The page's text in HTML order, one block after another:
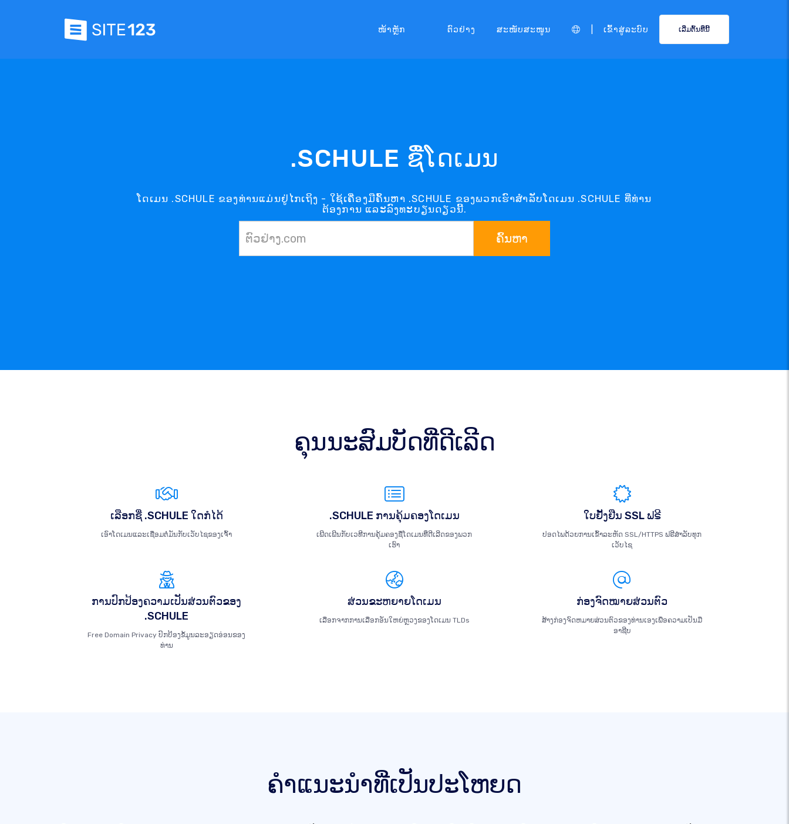
ໜ້າຫຼັກ ຕົວຢ່າງ ສະໜັບສະໜູນ ເຂົ້າສູ່ລະບົບ ເລີ່ມຕົ້ນທີ່ນີ້
.SCHULE ຊື່ໂດເມນ
ໂດເມນ .SCHULE ຂອງທ່ານແມ່ນຢູ່ໄກເຖິງ - ໃຊ້ເຄື່ອງມືຄົ້ນຫາ .SCHULE ຂອງພວກເຮົາສຳລັບໂດເມນ .SCHULE ທີ່ທ່ານ
ຕ້ອງການ ແລະລົງທະບຽນດຽວນີ້.
ຄົ້ນຫາ
ຄຸນນະສົມບັດທີ່ດີເລີດ
ເລືອກຊື່ .SCHULE ໃດກໍໄດ້
ເອົາໂດເມນແລະເຊື່ອມຕໍ່ມັນກັບເວັບໄຊຂອງເຈົ້າ
.SCHULE ການຄຸ້ມຄອງໂດເມນ
ເພີດເພີນກັບເວທີການຄຸ້ມຄອງຊື່ໂດເມນທີ່ດີເລີດຂອງພວກ
ເຮົາ
ໃບຢັ້ງຢືນ SSL ຟຣີ
ປອດໄພດ້ວຍການເຂົ້າລະຫັດ SSL/HTTPS ຟຣີສຳລັບທຸກ
ເວັບໄຊ
ການປົກປ້ອງຄວາມເປັນສ່ວນຕົວຂອງ
.SCHULE
Free Domain Privacy ປົກປ້ອງຂໍ້ມູນລະອຽດອ່ອນຂອງ
ທ່ານ
ສ່ວນຂະຫຍາຍໂດເມນ
ເລືອກຈາກການເລືອກອັນໃຫຍ່ຫຼວງຂອງໂດເມນ TLDs
ກ່ອງຈົດໝາຍສ່ວນຕົວ
ສ້າງກ່ອງຈົດຫມາຍສ່ວນຕົວຂອງທ່ານເອງເພື່ອຄວາມເປັນມື
ອາຊີບ
ຄໍາແນະນໍາທີ່ເປັນປະໂຫຍດ